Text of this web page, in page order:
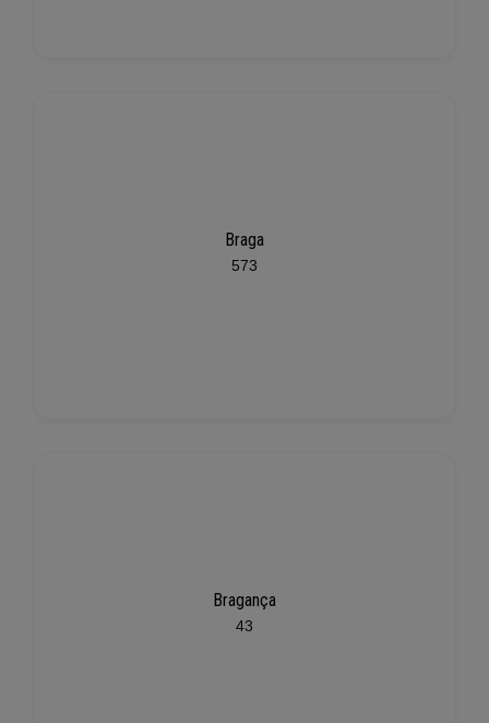
Braga
573
Bragança
43